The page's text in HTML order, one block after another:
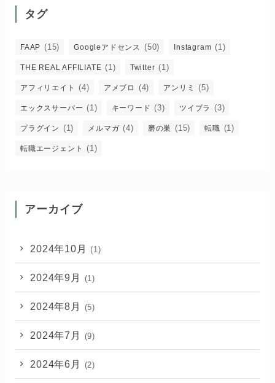
タグ
FAAP (15) Googleアドセンス (50) Instagram (1)
THE REAL AFFILIATE (1) Twitter (1)
アフィリエイト (4) アメブロ (4) アンリミ (5)
エックスサーバー (1) キーワード (3) ツイブラ (3)
プラグイン (1) メルマガ (4) 磨の巣 (15) 転職 (1)
転職エージェント (1)
アーカイブ
2024年10月 (1)
2024年9月 (1)
2024年8月 (5)
2024年7月 (9)
2024年6月 (2)